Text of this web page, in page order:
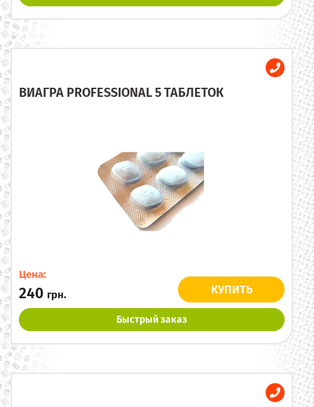
ВИАГРА PROFESSIONAL 5 ТАБЛЕТОК
Цена:
240 грн. КУПИТЬ
Быстрый заказ